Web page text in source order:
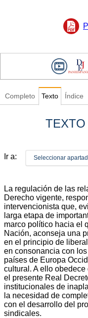
Completo Texto Índice
Ir a: Seleccionar
La regulación de las
Derecho vigente,
intervencionista que,
larga etapa de
marco político hacia el
Nación, aconseja una
en el principio de
en consonancia con
países de Europa
cultural. A ello
el presente Real
institucionales de
la necesidad de
con el desarrollo del
sindicales.